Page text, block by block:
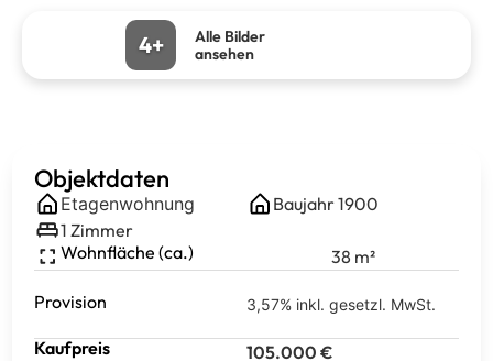
4+
Alle Bilder
ansehen
Objektdaten
Etagenwohnung Baujahr1900
1 Zimmer
Wohnfläche (ca.)
38 m²
Provision 3,57% inkl. gesetzl. MwSt.
Kaufpreis 105.000 €